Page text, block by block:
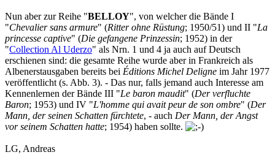
Nun aber zur Reihe "BELLOY", von welcher die Bände I
"Chevalier sans armure" (Ritter ohne Rüstung; 1950/51) und II "La
princesse captive" (Die gefangene Prinzessin; 1952) in der
"Collection Al Uderzo" als Nrn. 1 und 4 ja auch auf Deutsch
erschienen sind: die gesamte Reihe wurde aber in Frankreich als
Albenerstausgaben bereits bei Éditions Michel Deligne im Jahr 1977
veröffentlicht (s. Abb. 3). - Das nur, falls jemand auch Interesse am
Kennenlernen der Bände III "Le baron maudit" (Der verfluchte
Baron; 1953) und IV "L'homme qui avait peur de son ombre" (Der
Mann, der seinen Schatten fürchtete, - auch Der Mann, der Angst
vor seinem Schatten hatte; 1954) haben sollte.
LG, Andreas